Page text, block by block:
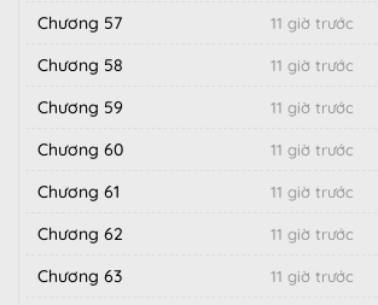
Chương 57 11 giờ trước
Chương 58 11 giờ trước
Chương 59 11 giờ trước
Chương 60 11 giờ trước
Chương 61 11 giờ trước
Chương 62 11 giờ trước
Chương 63 11 giờ trước